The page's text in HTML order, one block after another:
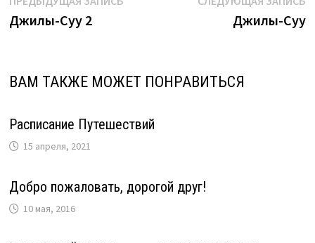
по
Джилы-Суу 2 Джилы-Суу
ВАМ ТАКЖЕ МОЖЕТ ПОНРАВИТЬСЯ
Расписание Путешествий
15 апреля, 2021
Добро пожаловать, дорогой друг!
10 мая, 2016